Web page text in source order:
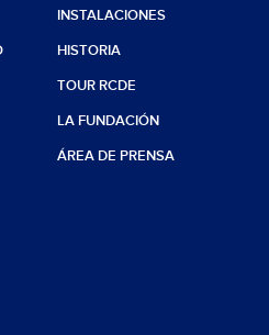
INSTALACIONES
HISTORIA
TOUR RCDE
LA FUNDACIÓN
ÁREA DE PRENSA